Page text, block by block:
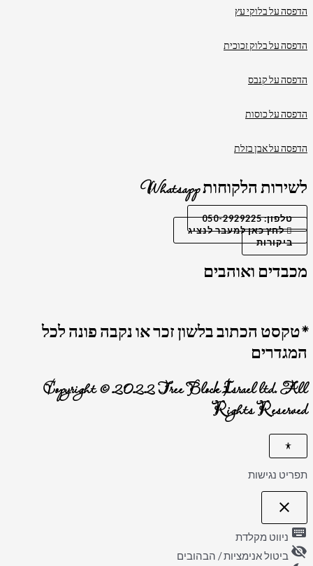
הדפסה על בלוקי עץ
הדפסה על בלוק זכוכית
הדפסה על קנבס
הדפסה על כוסות
הדפסה על אבן בזלת
לשירות הלקוחות Whatsapp
טלפון: 050-2929225
לחץ כאן למעבר לנציג
ביקורות
מכבדים ואוהבים
*טקסט הכתוב בלשון זכר או נקבה פונה לכל
המגדרים
Copyright © 2022 Tree Block Israel ltd. All
Rights Reserved
תפריט נגישות
close
פתיחה
וסגירה
של
תפריט
הנגישות
keyboard ניווט מקלדת
visibility_off ביטול אנימציות / הבהובים